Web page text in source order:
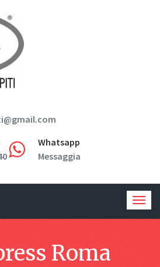
Whatsapp
Messaggia
Roma